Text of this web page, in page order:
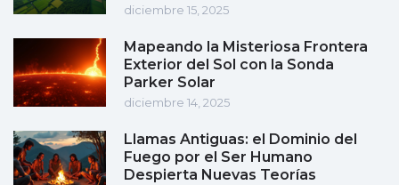
diciembre 15, 2025
Mapeando la Misteriosa Frontera
Exterior del Sol con la Sonda
Parker Solar
diciembre 14, 2025
Llamas Antiguas: el Dominio del
Fuego por el Ser Humano
Despierta Nuevas Teorías